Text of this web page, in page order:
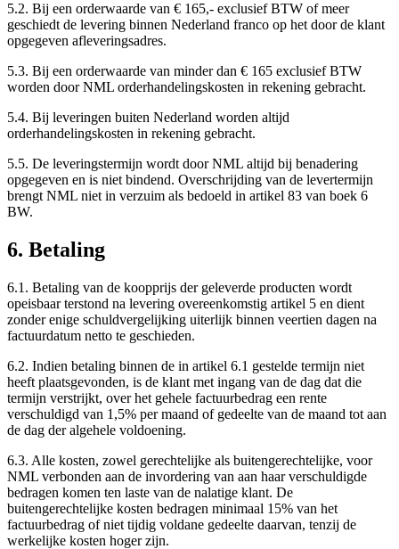
5.2. Bij een orderwaarde van € 165,- exclusief BTW of meer
geschiedt de levering binnen Nederland franco op het door de klant
opgegeven afleveringsadres.
5.3. Bij een orderwaarde van minder dan € 165 exclusief BTW
worden door NML orderhandelingskosten in rekening gebracht.
5.4. Bij leveringen buiten Nederland worden altijd
orderhandelingskosten in rekening gebracht.
5.5. De leveringstermijn wordt door NML altijd bij benadering
opgegeven en is niet bindend. Overschrijding van de levertermijn
brengt NML niet in verzuim als bedoeld in artikel 83 van boek 6
BW.
6. Betaling
6.1. Betaling van de koopprijs der geleverde producten wordt
opeisbaar terstond na levering overeenkomstig artikel 5 en dient
zonder enige schuldvergelijking uiterlijk binnen veertien dagen na
factuurdatum netto te geschieden.
6.2. Indien betaling binnen de in artikel 6.1 gestelde termijn niet
heeft plaatsgevonden, is de klant met ingang van de dag dat die
termijn verstrijkt, over het gehele factuurbedrag een rente
verschuldigd van 1,5% per maand of gedeelte van de maand tot aan
de dag der algehele voldoening.
6.3. Alle kosten, zowel gerechtelijke als buitengerechtelijke, voor
NML verbonden aan de invordering van aan haar verschuldigde
bedragen komen ten laste van de nalatige klant. De
buitengerechtelijke kosten bedragen minimaal 15% van het
factuurbedrag of niet tijdig voldane gedeelte daarvan, tenzij de
werkelijke kosten hoger zijn.